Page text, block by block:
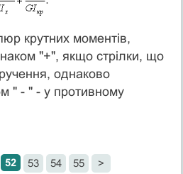
крутних моментів,
"+", якщо стрілки, що
однаково
" - " - у противному
52 53 54 55 >